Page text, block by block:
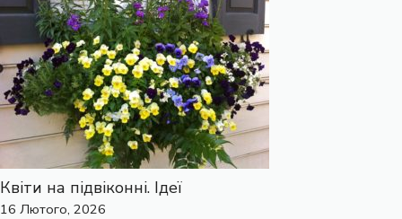
Квіти на підвіконні. Ідеї
16 Лютого, 2026